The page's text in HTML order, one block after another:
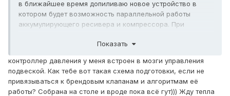
в ближайшее время допиливаю новое устройство в
котором будет возможность параллельной работы
аккумулирующего ресивера и компрессора. При
другого) с этим контроллером, получаем практически
Контроллер ресивера пневматической подвески, модель
КРПП-2, будет называться.) Может кому пригодиться при
постройке/модернизации своих "ласточек".
Показать
контроллер давления у меня встроен в мозги управления
подвеской. Как тебе вот такая схема подготовки, если не
привязываться к брендовым клапанам и алгоритмам её
работы? Собрана на столе и вроде пока всё гут))) Жду тепла